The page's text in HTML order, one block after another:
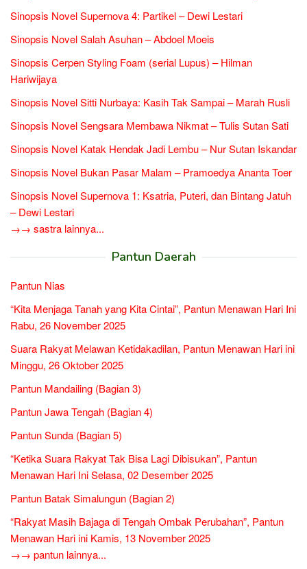
Sinopsis Novel Supernova 4: Partikel – Dewi Lestari
Sinopsis Novel Salah Asuhan – Abdoel Moeis
Sinopsis Cerpen Styling Foam (serial Lupus) – Hilman
Hariwijaya
Sinopsis Novel Sitti Nurbaya: Kasih Tak Sampai – Marah Rusli
Sinopsis Novel Sengsara Membawa Nikmat – Tulis Sutan Sati
Sinopsis Novel Katak Hendak Jadi Lembu – Nur Sutan Iskandar
Sinopsis Novel Bukan Pasar Malam – Pramoedya Ananta Toer
Sinopsis Novel Supernova 1: Ksatria, Puteri, dan Bintang Jatuh
– Dewi Lestari
→→ sastra lainnya...
Pantun Daerah
Pantun Nias
“Kita Menjaga Tanah yang Kita Cintai”, Pantun Menawan Hari Ini
Rabu, 26 November 2025
Suara Rakyat Melawan Ketidakadilan, Pantun Menawan Hari ini
Minggu, 26 Oktober 2025
Pantun Mandailing (Bagian 3)
Pantun Jawa Tengah (Bagian 4)
Pantun Sunda (Bagian 5)
“Ketika Suara Rakyat Tak Bisa Lagi Dibisukan”, Pantun
Menawan Hari Ini Selasa, 02 Desember 2025
Pantun Batak Simalungun (Bagian 2)
“Rakyat Masih Bajaga di Tengah Ombak Perubahan”, Pantun
Menawan Hari ini Kamis, 13 November 2025
→→ pantun lainnya...